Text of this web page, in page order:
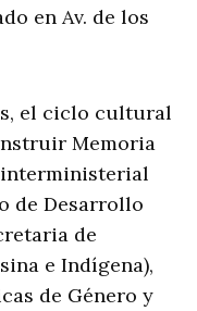
en Av. de los
el ciclo cultural
Memoria
de Desarrollo
de
e Indígena),
de Género y